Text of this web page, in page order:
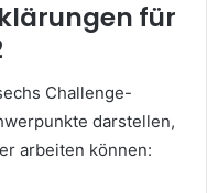
für
Challenge-
darstellen,
arbeiten können: